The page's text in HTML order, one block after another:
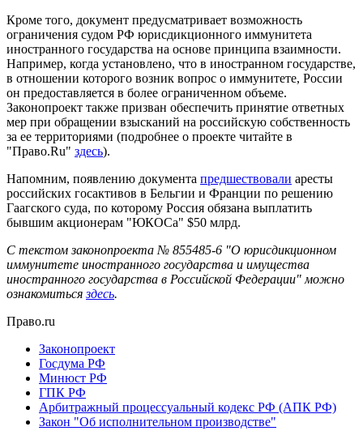
Кроме того, документ предусматривает возможность
ограничения судом РФ юрисдикционного иммунитета
иностранного государства на основе принципа взаимности.
Например, когда установлено, что в иностранном государстве,
в отношении которого возник вопрос о иммунитете, России
он предоставляется в более ограниченном объеме.
Законопроект также призван обеспечить принятие ответных
мер при обращении взысканий на российскую собственность
за ее территориями (подробнее о проекте читайте в
"Право.Ru" здесь).
Напомним, появлению документа предшествовали аресты
российских госактивов в Бельгии и Франции по решению
Гаагского суда, по которому Россия обязана выплатить
бывшим акционерам "ЮКОСа" $50 млрд.
С текстом законопроекта № 855485-6 "О юрисдикционном
иммунитете иностранного государства и имущества
иностранного государства в Российской Федерации" можно
ознакомитьсяздесь.
Право.ru
Законопроект
Госдума РФ
Минюст РФ
ГПК РФ
Арбитражный процессуальный кодекс РФ (АПК РФ)
Закон "Об исполнительном производстве"